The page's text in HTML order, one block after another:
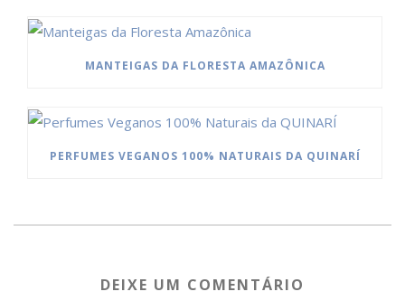
MANTEIGAS DA FLORESTA AMAZÔNICA
PERFUMES VEGANOS 100% NATURAIS DA QUINARÍ
DEIXE UM COMENTÁRIO